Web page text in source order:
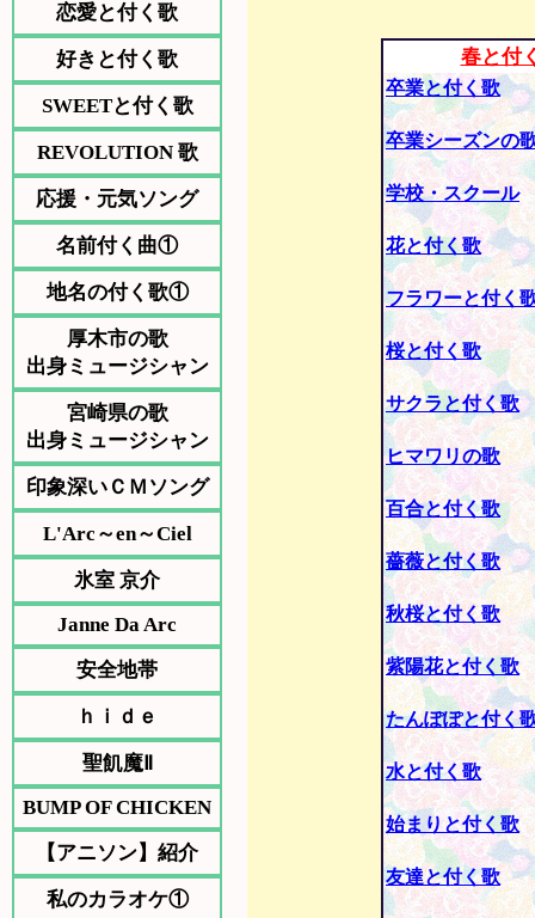
恋愛と付く歌
好きと付く歌
SWEETと付く歌
REVOLUTION 歌
応援・元気ソング
名前付く曲①
地名の付く歌①
厚木市の歌
出身ミュージシャン
宮崎県の歌
出身ミュージシャン
印象深いＣＭソング
L'Arc～en～Ciel
氷室 京介
Janne Da Arc
安全地帯
ｈｉｄｅ
聖飢魔Ⅱ
BUMP OF CHICKEN
【アニソン】紹介
私のカラオケ①
春と付
卒業と付く歌
卒業シーズンの
学校・スクール
花と付く歌
フラワーと付く
桜と付く歌
サクラと付く歌
ヒマワリの歌
百合と付く歌
薔薇と付く歌
秋桜と付く歌
紫陽花と付く歌
たんぽぽと付く
水と付く歌
始まりと付く歌
友達と付く歌